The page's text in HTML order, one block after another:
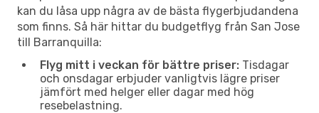
kan du låsa upp några av de bästa flygerbjudandena
som finns. Så här hittar du budgetflyg från San Jose
till Barranquilla:
Flyg mitt i veckan för bättre priser: Tisdagar
och onsdagar erbjuder vanligtvis lägre priser
jämfört med helger eller dagar med hög
resebelastning.